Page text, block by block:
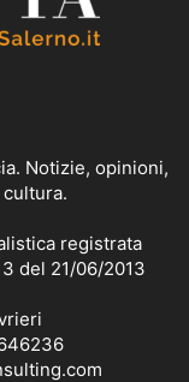
Notizie, opinioni,
registrata
del 21/06/2013